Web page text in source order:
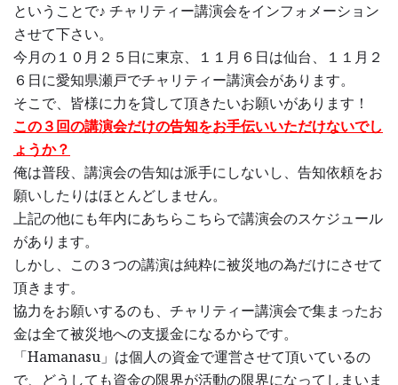
ということで♪ チャリティー講演会をインフォメーション
させて下さい。
今月の１０月２５日に東京、１１月６日は仙台、１１月２
６日に愛知県瀬戸でチャリティー講演会があります。
そこで、皆様に力を貸して頂きたいお願いがあります！
この３回の講演会だけの告知をお手伝いいただけないでし
ょうか？
俺は普段、講演会の告知は派手にしないし、告知依頼をお
願いしたりはほとんどしません。
上記の他にも年内にあちらこちらで講演会のスケジュール
があります。
しかし、この３つの講演は純粋に被災地の為だけにさせて
頂きます。
協力をお願いするのも、チャリティー講演会で集まったお
金は全て被災地への支援金になるからです。
「Hamanasu」は個人の資金で運営させて頂いているの
で、どうしても資金の限界が活動の限界になってしまいま